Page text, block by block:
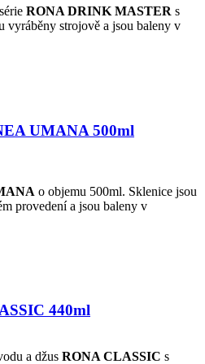
RONA DRINK MASTER s
vyráběny strojově a jsou baleny v
UMANA 500ml
o objemu 500ml. Sklenice jsou
provedení a jsou baleny v
440ml
a džus RONA CLASSIC s